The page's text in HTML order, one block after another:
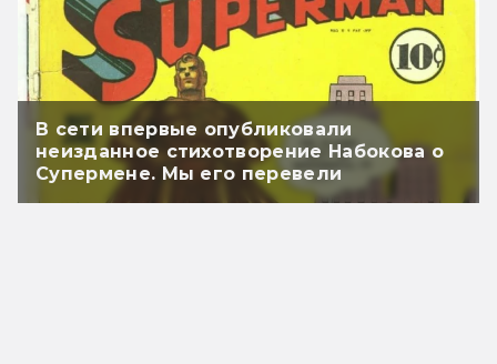
В сети впервые опубликовали
неизданное стихотворение Набокова о
Супермене. Мы его перевели